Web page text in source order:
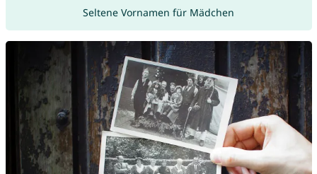
Seltene Vornamen für Mädchen